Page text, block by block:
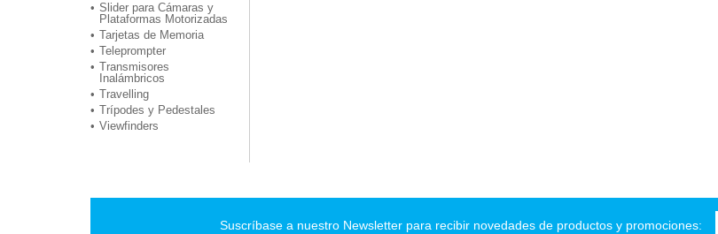
Slider para Cámaras y
Plataformas Motorizadas
Tarjetas de Memoria
Teleprompter
Transmisores
Inalámbricos
Travelling
Trípodes y Pedestales
Viewfinders
Suscríbase a nuestro Newsletter para recibir novedades de productos y promociones: